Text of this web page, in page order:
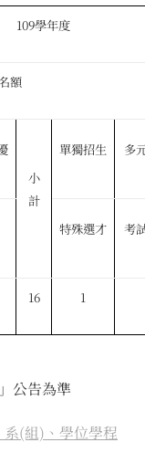
109學年度
額
小
計
單獨招生 多
特殊選才 考
16 1
公告為準
(組)、學位學程